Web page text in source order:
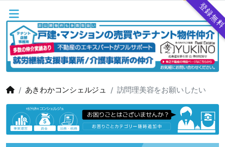
登録無
あきわかコンシェルジュ 訪問理美容をお願いしたい